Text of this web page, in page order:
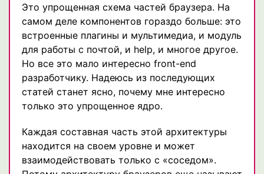
Это упрощенная схема частей браузера. На
самом деле компонентов гораздо больше: это
встроенные плагины и мультимедиа, и модуль
для работы с почтой, и help, и многое другое.
Но все это мало интересно front-end
разработчику. Надеюсь из последующих
статей станет ясно, почему мне интересно
только это упрощенное ядро.
Каждая составная часть этой архитектуры
находится на своем уровне и может
взаимодействовать только с «соседом».